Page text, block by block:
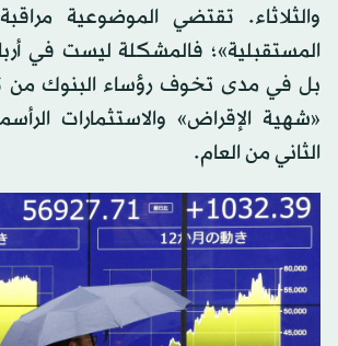
والثلاثاء. تقتضي الموضوعية
المستقبلية»؛ فالمشكلة ليست في
بل في مدى تخوف رؤساء البنوك من
«شهية الإقراض» والاستثمارات
الثاني من العام.